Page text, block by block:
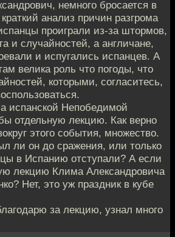
немного бросается в
анализ причин разгрома
проиграли из-за штормов,
и случайностей, а англичане,
и испугались испанцев. А
велика роль что погоды, что
которыми, согласитесь,
испанской Непобедимой
отдельную лекцию. Как верно
этого события, множество.
ли он до сражения, или только
в Испанию отступали? А если
лекцию Клима Александровича
Нет, это уж праздник в кубе
за лекцию, узнал много